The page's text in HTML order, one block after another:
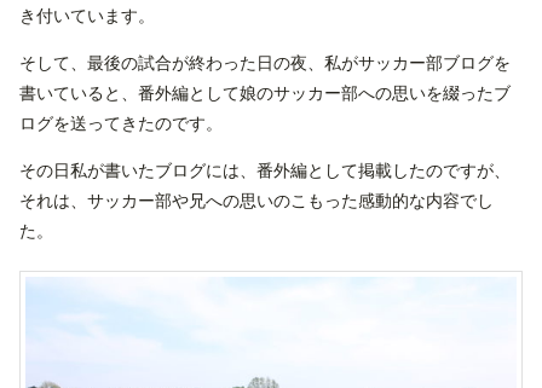
き付いています。
そして、最後の試合が終わった日の夜、私がサッカー部ブログを
書いていると、番外編として娘のサッカー部への思いを綴ったブ
ログを送ってきたのです。
その日私が書いたブログには、番外編として掲載したのですが、
それは、サッカー部や兄への思いのこもった感動的な内容でし
た。